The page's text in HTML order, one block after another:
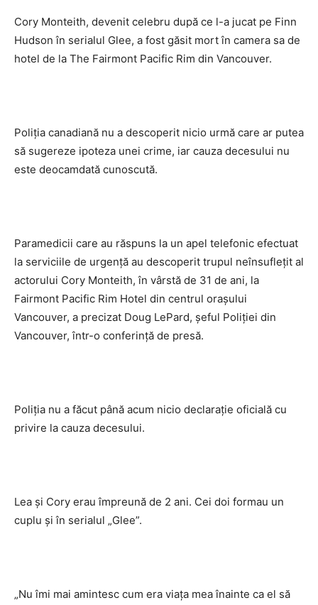
Cory Monteith, devenit celebru după ce l-a jucat pe Finn
Hudson în serialul Glee, a fost găsit mort în camera sa de
hotel de la The Fairmont Pacific Rim din Vancouver.
Poliţia canadiană nu a descoperit nicio urmă care ar putea
să sugereze ipoteza unei crime, iar cauza decesului nu
este deocamdată cunoscută.
Paramedicii care au răspuns la un apel telefonic efectuat
la serviciile de urgenţă au descoperit trupul neînsufleţit al
actorului Cory Monteith, în vârstă de 31 de ani, la
Fairmont Pacific Rim Hotel din centrul oraşului
Vancouver, a precizat Doug LePard, şeful Poliţiei din
Vancouver, într-o conferinţă de presă.
Poliţia nu a făcut până acum nicio declaraţie oficială cu
privire la cauza decesului.
Lea şi Cory erau împreună de 2 ani. Cei doi formau un
cuplu şi în serialul „Glee”.
„Nu îmi mai amintesc cum era viaţa mea înainte ca el să